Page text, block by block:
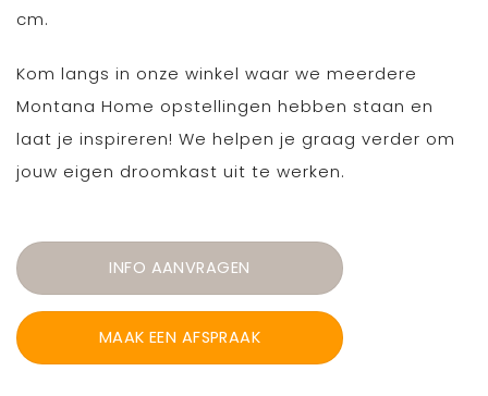
cm.
Kom langs in onze winkel waar we meerdere
Montana Home opstellingen hebben staan en
laat je inspireren! We helpen je graag verder om
jouw eigen droomkast uit te werken.
INFO AANVRAGEN
MAAK EEN AFSPRAAK